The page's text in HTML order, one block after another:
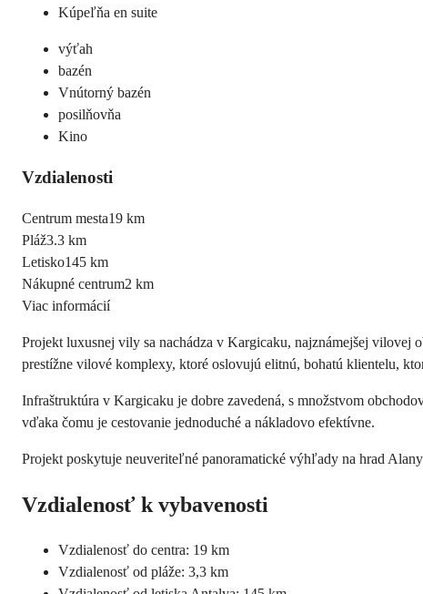
Kúpeľňa en suite
výťah
bazén
Vnútorný bazén
posilňovňa
Kino
Vzdialenosti
Centrum mesta19 km
Pláž3.3 km
Letisko145 km
Nákupné centrum2 km
Viac informácií
Projekt luxusnej vily sa nachádza v Kargicaku, najznámejšej vilovej
prestížne vilové komplexy, ktoré oslovujú elitnú, bohatú klientelu,
Infraštruktúra v Kargicaku je dobre zavedená, s množstvom
vďaka čomu je cestovanie jednoduché a nákladovo efektívne.
Projekt poskytuje neuveriteľné panoramatické výhľady na hrad
Vzdialenosť k vybavenosti
Vzdialenosť do centra: 19 km
Vzdialenosť od pláže: 3,3 km